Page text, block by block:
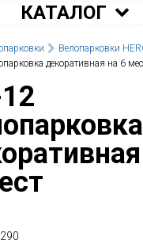
КАТАЛОГ
Велопарковки
декоративная на 6